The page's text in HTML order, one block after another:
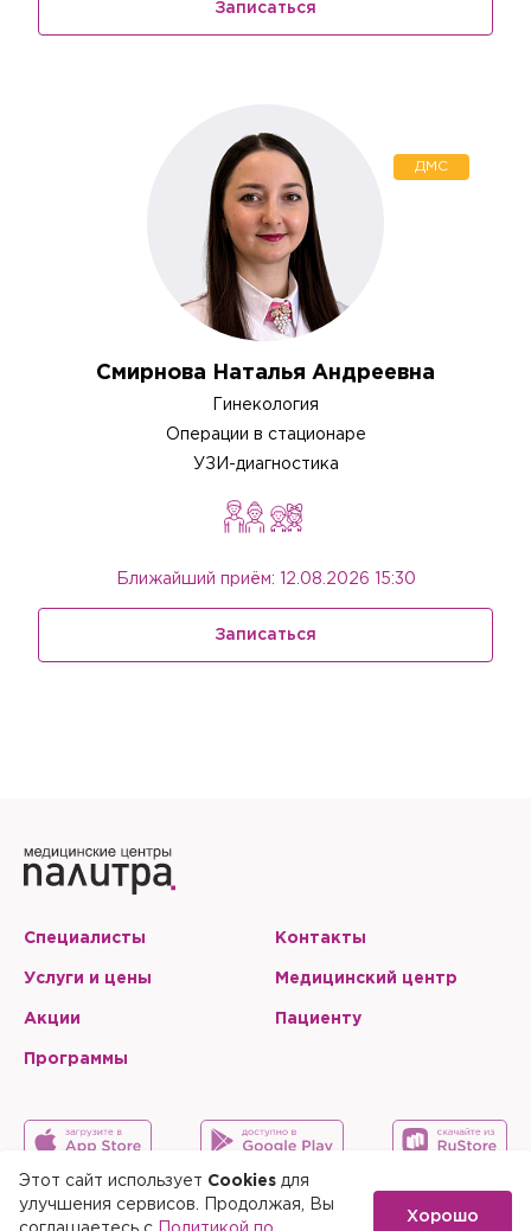
Записаться
Смирнова Наталья Андреевна
Гинекология
Операции в стационаре
УЗИ-диагностика
Ближайший приём: 12.08.2026 15:30
Записаться
ДМС
Этот сайт использует Cookies для
улучшения сервисов. Продолжая, Вы
Хорошо
Специалисты
Услуги и цены
Акции
Программы
Контакты
Медицинский центр
Пациенту
Скачать мобильное приложение